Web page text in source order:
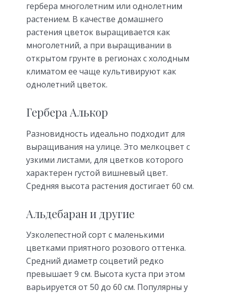
гербера многолетним или однолетним
растением. В качестве домашнего
растения цветок выращивается как
многолетний, а при выращивании в
открытом грунте в регионах с холодным
климатом ее чаще культивируют как
однолетний цветок.
Гербера Алькор
Разновидность идеально подходит для
выращивания на улице. Это мелкоцвет с
узкими листами, для цветков которого
характерен густой вишневый цвет.
Средняя высота растения достигает 60 см.
Альдебаран и другие
Узколепестной сорт с маленькими
цветками приятного розового оттенка.
Средний диаметр соцветий редко
превышает 9 см. Высота куста при этом
варьируется от 50 до 60 см. Популярны у